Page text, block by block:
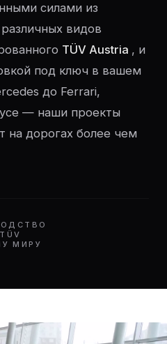
силами из
видов
TÜV Austria , и
под ключ в вашем
до Ferrari,
— наши проекты
на дорогах более чем
МИРУ